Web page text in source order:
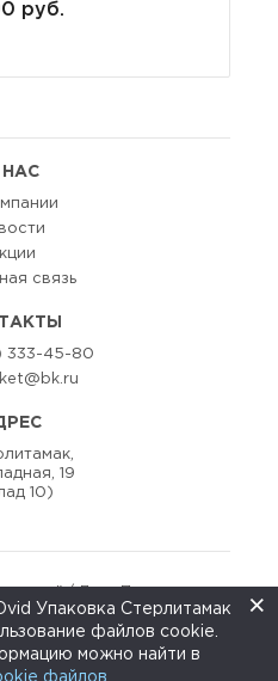
руб.
НАС
связь
333-45-80
19
10)
/ Двид Пак
Упаковка Стерлитамак
файлов cookie.
можно найти в
файлов
×